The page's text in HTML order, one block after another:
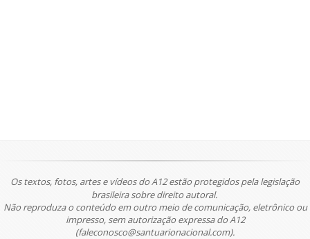
Os textos, fotos, artes e vídeos do A12 estão protegidos pela legislação
brasileira sobre direito autoral.
Não reproduza o conteúdo em outro meio de comunicação, eletrônico ou
impresso, sem autorização expressa do A12
(faleconosco@santuarionacional.com).